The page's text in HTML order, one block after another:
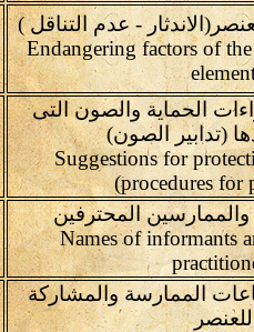
- عدم التناقل )
Endangering factors of
الحماية والصون التى
(تدابير الصون)
(Suggestions for
(procedures for
والممارسين المحترفين
Names of informants
الممارسة والمشاركة
للعنصر